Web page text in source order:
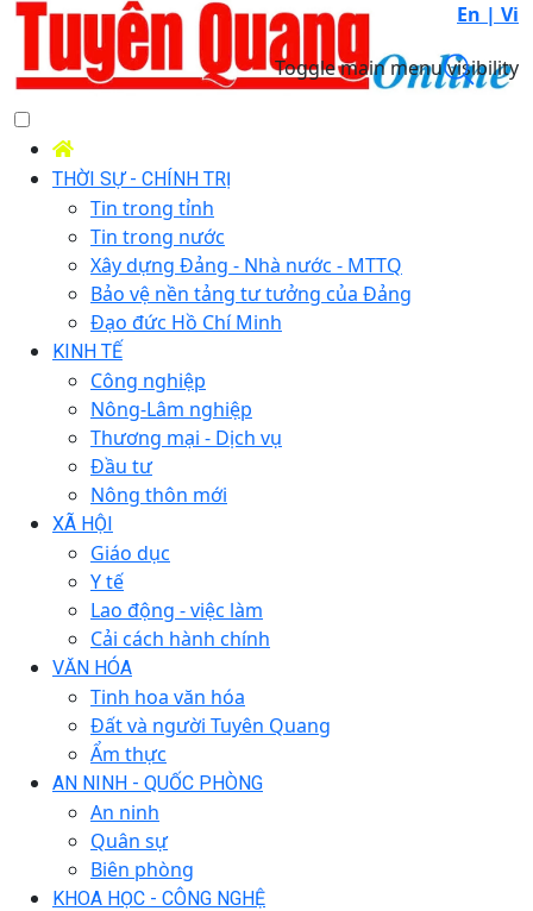
En | Vi
Toggle main menu visibility
THỜI SỰ - CHÍNH TRỊ
Tin trong tỉnh
Tin trong nước
Xây dựng Đảng - Nhà nước - MTTQ
Bảo vệ nền tảng tư tưởng của Đảng
Đạo đức Hồ Chí Minh
KINH TẾ
Công nghiệp
Nông-Lâm nghiệp
Thương mại - Dịch vụ
Đầu tư
Nông thôn mới
XÃ HỘI
Giáo dục
Y tế
Lao động - việc làm
Cải cách hành chính
VĂN HÓA
Tinh hoa văn hóa
Đất và người Tuyên Quang
Ẩm thực
AN NINH - QUỐC PHÒNG
An ninh
Quân sự
Biên phòng
KHOA HỌC - CÔNG NGHỆ